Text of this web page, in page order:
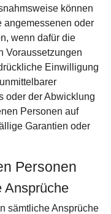
können
angemessenen oder
wenn dafür die
Voraus­setzungen
Ein­willigung
oder der Abwicklung
Personen auf
Garantien oder
Personen
Ansprüche
sämt­liche Ansprüche